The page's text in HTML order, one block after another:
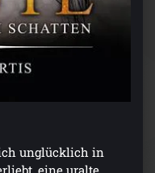
unglücklich in
eine uralte